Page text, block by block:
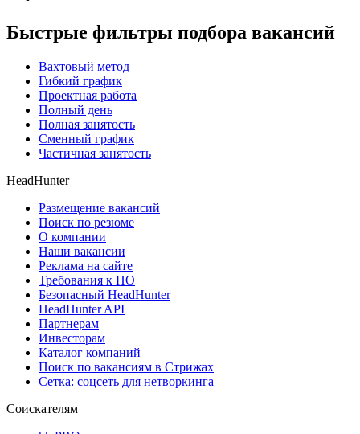
Быстрые фильтры подбора вакансий
Вахтовый метод
Гибкий график
Проектная работа
Полный день
Полная занятость
Сменный график
Частичная занятость
HeadHunter
Размещение вакансий
Поиск по резюме
О компании
Наши вакансии
Реклама на сайте
Требования к ПО
Безопасный HeadHunter
HeadHunter API
Партнерам
Инвесторам
Каталог компаний
Поиск по вакансиям в Стрижах
Сетка: соцсеть для нетворкинга
Соискателям